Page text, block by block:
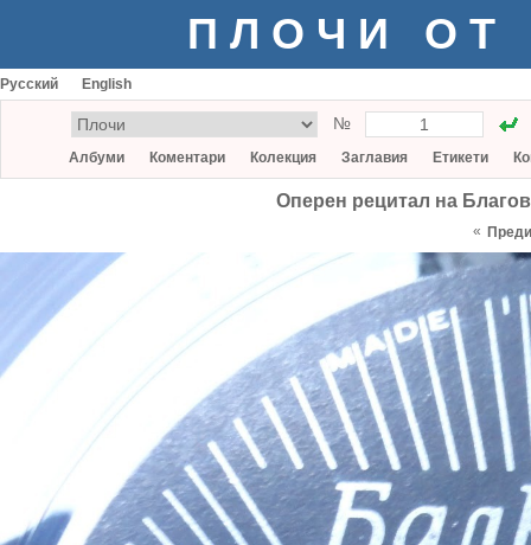
ПЛОЧИ ОТ
Русский English
№
Албуми Коментари Колекция Заглавия Етикети
Оперен рецитал на
«